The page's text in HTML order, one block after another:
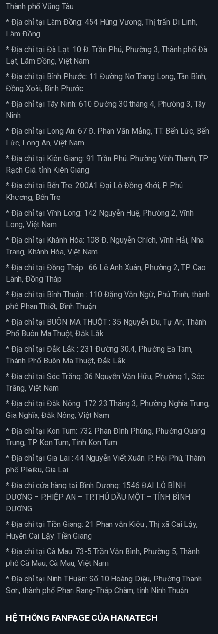
Thành phố Vũng Tàu
* Địa chỉ tại Lâm Đồng: 454 Hùng Vương, Thị trấn Di Linh,
Lâm Đồng
* Địa chỉ tại Đà Lạt: 10 Đ. Trần Phú, Phường 3, Thành phố Đà
Lạt, Lâm Đồng, Việt Nam
* Địa chỉ tại Bình Phước: 11 Đường Nơ Trang Long, Tân Bình,
Đồng Xoài, Bình Phước
* Địa chỉ tại Tây Ninh: 610 Đường 30 tháng 4, Phường 3, Tây
Ninh
* Địa chỉ tại Long An: 67 Đ. Phan Văn Mảng, TT. Bến Lức, Bến
Lức, Long An, Việt Nam
* Địa chỉ tại Kiên Giang: 91 Trần Phú, Phường Vĩnh Thanh, TP
Rạch Giá, tỉnh Kiên Giang
* Địa chỉ tại Bến Tre: 200A1 Đại Lộ Đồng Khởi, P. Phú
Khương, Bến Tre
* Địa chỉ tại Vĩnh Long: 142 Nguyễn Huệ, Phường 2, Vĩnh
Long, Việt Nam
* Địa chỉ tại Khánh Hòa: 108 Đ. Nguyễn Chích, Vĩnh Hải, Nha
Trang, Khánh Hòa, Việt Nam
* Địa chỉ tại Đồng Tháp : 66 Lê Anh Xuân, Phường 2, TP. Cao
Lãnh, Đồng Tháp
* Địa chỉ tại Bình Thuận : 110 Đặng Văn Ngữ, Phú Trinh, thành
phố Phan Thiết, Bình Thuận
* Địa chỉ tại BUÔN MA THUỘT : 35 Nguyễn Du, Tự An, Thành
Phố Buôn Ma Thuột, Đắk Lắk
* Địa chỉ tại Đắk Lắk : 231 Đường 30.4, Phường Ea Tam,
Thành Phố Buôn Ma Thuột, Đắk Lắk
* Địa chỉ tại Sóc Trăng: 36 Nguyễn Văn Hữu, Phường 1, Sóc
Trăng, Việt Nam
* Địa chỉ tại Đắk Nông: 172 23 Tháng 3, Phường Nghĩa Trung,
Gia Nghĩa, Đăk Nông, Việt Nam
* Địa chỉ tại Kon Tum: 732 Phan Đình Phùng, Phường Quang
Trung, TP Kon Tum, Tỉnh Kon Tum
* Địa chỉ tại Gia Lai : 44 Nguyễn Viết Xuân, P. Hội Phú, Thành
phố Pleiku, Gia Lai
* Địa chỉ cửa hàng tại Bình Dương: 1546 ĐẠI LỘ BÌNH
DƯƠNG – P.HIỆP AN – TP.THỦ DẦU MỘT – TỈNH BÌNH
DƯƠNG
* Địa chỉ tại Tiền Giang: 21 Phan văn Kiêu , Thị xã Cai Lậy,
Huyện Cai Lậy, Tiền Giang
* Địa chỉ tại Cà Mau: 73-5 Trần Văn Bình, Phường 5, Thành
phố Cà Mau, Cà Mau, Việt Nam
* Địa chỉ tại Ninh THuận: Số 10 Hoàng Diệu, Phường Thanh
Sơn, thành phố Phan Rang-Tháp Chàm, tỉnh Ninh Thuận
HỆ THỐNG FANPAGE CỦA HANATECH